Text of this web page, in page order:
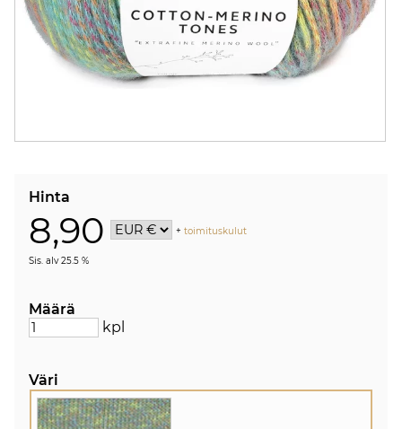
Hinta
8,90 +toimituskulut
Sis. alv 25.5 %
Määrä
kpl
Väri